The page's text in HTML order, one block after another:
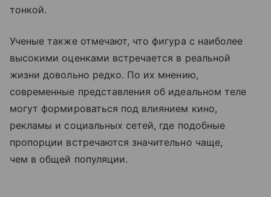
тонкой.
Ученые также отмечают, что фигура с наиболее
высокими оценками встречается в реальной
жизни довольно редко. По их мнению,
современные представления об идеальном теле
могут формироваться под влиянием кино,
рекламы и социальных сетей, где подобные
пропорции встречаются значительно чаще,
чем в общей популяции.